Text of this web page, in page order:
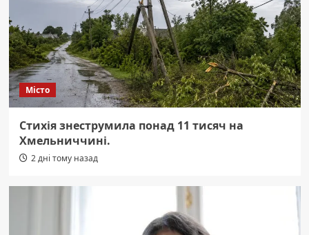
Місто
Стихія знеструмила понад 11 тисяч на
Хмельниччині.
2 дні тому назад